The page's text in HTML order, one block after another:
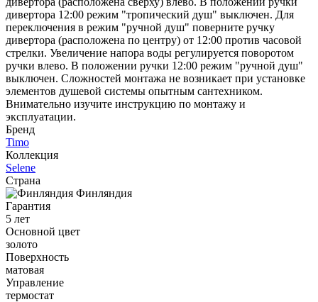
дивертора 12:00 режим "тропический душ" выключен. Для
переключения в режим "ручной душ" поверните ручку
дивертора (расположена по центру) от 12:00 против часовой
стрелки. Увеличение напора воды регулируется поворотом
ручки влево. В положении ручки 12:00 режим "ручной душ"
выключен. Сложностей монтажа не возникает при установке
элементов душевой системы опытным сантехником.
Внимательно изучите инструкцию по монтажу и
эксплуатации.
Бренд
Timo
Коллекция
Selene
Страна
Финляндия
Гарантия
5 лет
Основной цвет
золото
Поверхность
матовая
Управление
термостат